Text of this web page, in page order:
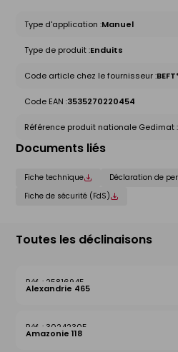
Type d'application :Manuel
Type de produit :Enduits
Code article chez le fournisseur :
Code EAN :3535270220454
Référence produit nationale Gedimat :
Documents liés
Fiche technique
Déclaration de
Fiche de sécurité (FdS)
Toutes les déclinaisons
25816945
Alexandrie 465
30242305
Amazonie 118